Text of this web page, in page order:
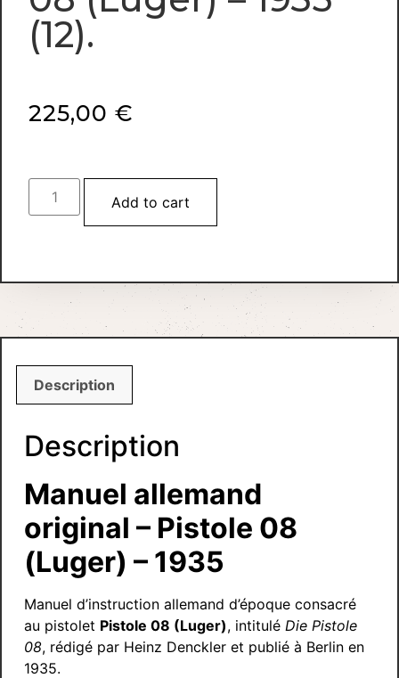
(12).
225,00 €
Add to cart
Description
Description
Manuel allemand
original – Pistole 08
(Luger) – 1935
Manuel d’instruction allemand d’époque consacré
au pistolet Pistole 08 (Luger), intitulé Die Pistole
08, rédigé par Heinz Denckler et publié à Berlin en
1935.